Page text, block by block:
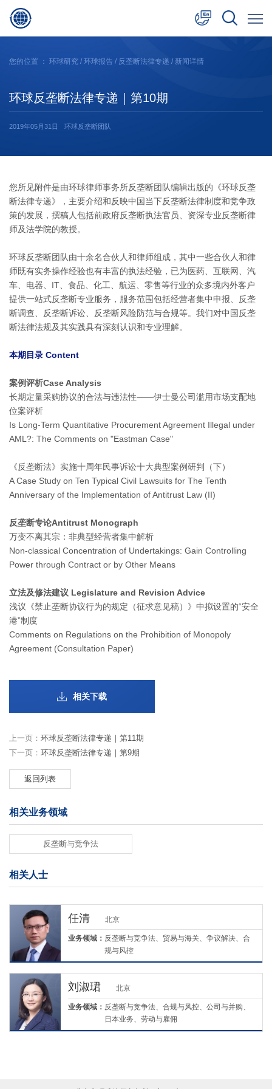
日本語
您的位置 ： 环球研究 / 环球报告 / 反垄断法律专递 / 新闻详情
环球反垄断法律专递｜第10期
2019年05月31日 环球反垄断团队
您所见附件是由环球律师事务所反垄断团队编辑出版的《环球反垄
断法律专递》，主要介绍和反映中国当下反垄断法律制度和竞争政
策的发展，撰稿人包括前政府反垄断执法官员、资深专业反垄断律
师及法学院的教授。
环球反垄断团队由十余名合伙人和律师组成，其中一些合伙人和律
师既有实务操作经验也有丰富的执法经验，已为医药、互联网、汽
车、电器、IT、食品、化工、航运、零售等行业的众多境内外客户
提供一站式反垄断专业服务，服务范围包括经营者集中申报、反垄
断调查、反垄断诉讼、反垄断风险防范与合规等。我们对中国反垄
断法律法规及其实践具有深刻认识和专业理解。
本期目录 Content
案例评析Case Analysis
长期定量采购协议的合法与违法性——伊士曼公司滥用市场支配地
位案评析
Is Long-Term Quantitative Procurement Agreement Illegal under
AML?: The Comments on "Eastman Case"
《反垄断法》实施十周年民事诉讼十大典型案例研判（下）
A Case Study on Ten Typical Civil Lawsuits for The Tenth
Anniversary of the Implementation of Antitrust Law (II)
反垄断专论Antitrust Monograph
万变不离其宗：非典型经营者集中解析
Non-classical Concentration of Undertakings: Gain Controlling
Power through Contract or by Other Means
立法及修法建议 Legislature and Revision Advice
浅议《禁止垄断协议行为的规定（征求意见稿）》中拟设置的“安全
港”制度
Comments on Regulations on the Prohibition of Monopoly
Agreement (Consultation Paper)
相关下载
上一页： 环球反垄断法律专递｜第11期
下一页： 环球反垄断法律专递｜第9期
返回列表
相关业务领域
反垄断与竞争法
相关人士
任清 北京
业务领域： 反垄断与竞争法、贸易与海关、争议解决、合
规与风控
刘淑珺 北京
业务领域： 反垄断与竞争法、合规与风控、公司与并购、
日本业务、劳动与雇佣